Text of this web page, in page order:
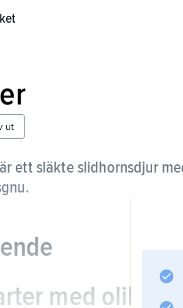
ut
är ett släkte slidhornsdjur
med olika